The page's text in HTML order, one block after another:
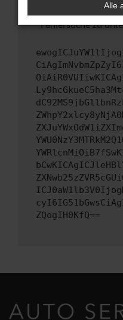
uns diesen Text
Fehlersuche zu
ZQogIH0KfQ==
Alle